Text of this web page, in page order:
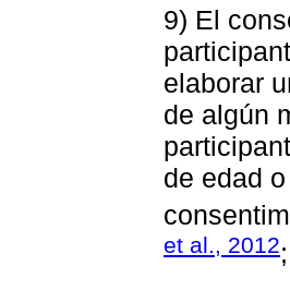
9) El
elaborar
de algún
de edad
et al., 2012;